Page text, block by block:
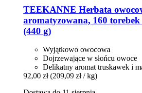
TEEKANNE Herbata
aromatyzowana, 160
(440 g)
Wyjątkowo owocowa
Dojrzewające w słońcu owoce
Delikatny aromat truskawek i
92,00 zł (209,09 zł / kg)